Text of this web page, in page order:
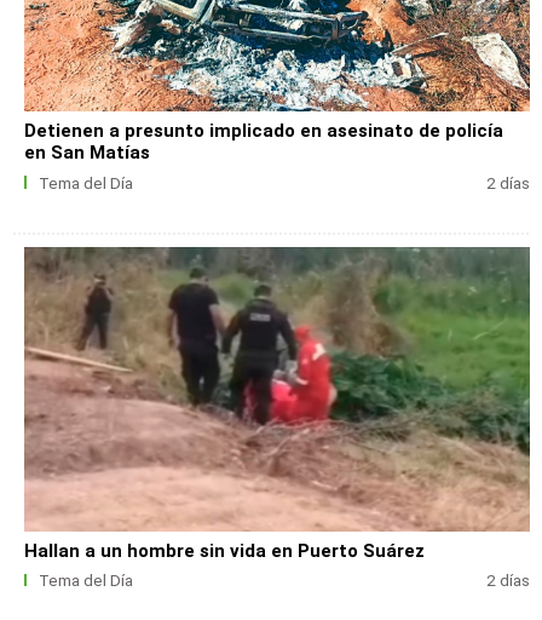
Detienen a presunto implicado en asesinato de policía
en San Matías
Tema del Día 2 días
Hallan a un hombre sin vida en Puerto Suárez
Tema del Día 2 días